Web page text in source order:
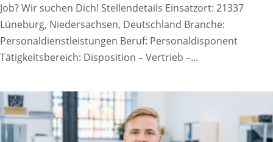
Job? Wir suchen Dich! Stellendetails Einsatzort: 21337
Lüneburg, Niedersachsen, Deutschland Branche:
Personaldienstleistungen Beruf: Personaldisponent
Tätigkeitsbereich: Disposition – Vertrieb –...